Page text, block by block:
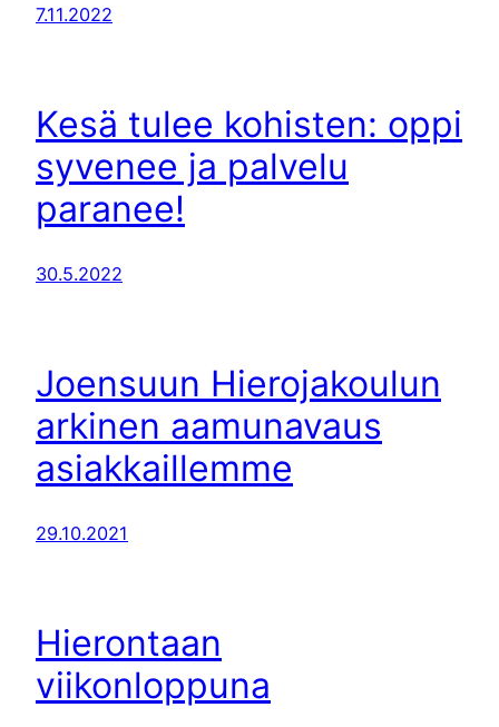
7.11.2022
Kesä tulee kohisten: oppi
syvenee ja palvelu
paranee!
30.5.2022
Joensuun Hierojakoulun
arkinen aamunavaus
asiakkaillemme
29.10.2021
Hierontaan
viikonloppuna